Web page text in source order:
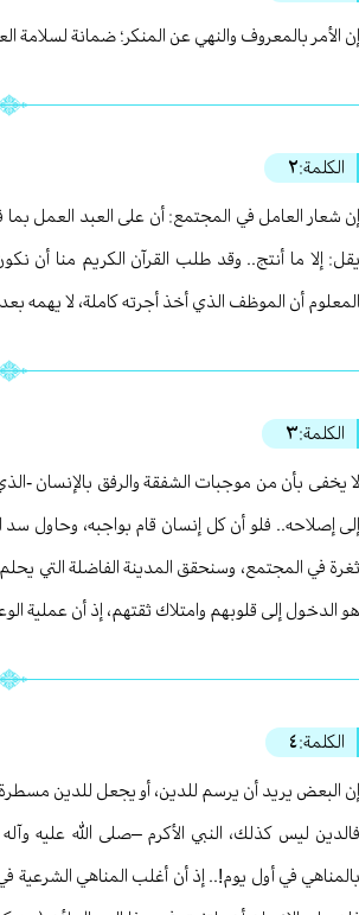
إن الأمر بالمعروف والنهي عن المنكر؛ ضمانة لسلامة
الكلمة:٢
إن شعار العامل في المجتمع: أن على العبد العمل
يقل: إلا ما أنتج.. وقد طلب القرآن الكريم منا أن
المعلوم أن الموظف الذي أخذ أجرته كاملة، لا يهمه
الكلمة:٣
لا يخفى بأن من موجبات الشفقة والرفق بالإنسان -
إلى إصلاحه.. فلو أن كل إنسان قام بواجبه، وحاول
ثغرة في المجتمع، وسنحقق المدينة الفاضلة التي
هو الدخول إلى قلوبهم وامتلاك ثقتهم، إذ أن عملية
الكلمة:٤
إن البعض يريد أن يرسم للدين، أو يجعل للدين
فالدين ليس كذلك، النبي الأكرم –صلى الله عليه
بالمناهي في أول يوم!.. إذ أن أغلب المناهي